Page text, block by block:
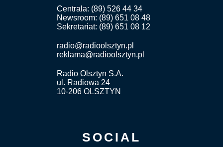
Centrala: (89) 526 44 34
Newsroom: (89) 651 08 48
Sekretariat: (89) 651 08 12
radio@radioolsztyn.pl
reklama@radioolsztyn.pl
Radio Olsztyn S.A.
ul. Radiowa 24
10-206 OLSZTYN
SOCIAL